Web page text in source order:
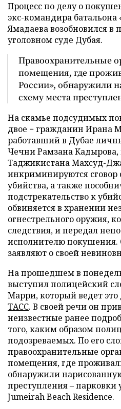
Процесспо делу о
экс-командира батальона
Ямадаева возобновился в
уголовном суде Дубая.
Правоохранительные
помещения, где
России», обнаружили
схему места
На скамье подсудимых
двое − гражданин Ирана
работавший в Дубае
Чечни Рамзана
Таджикистана Махсуд-
инкриминируются
убийства, а также
подстрекательство к
обвиняется в хранении
огнестрельного оружия,
следствия, и передал
исполнителю
заявляют о своей
На прошедшем в
выступил полицейский
Марри, который ведет это
ТАСС. В своей речи он
неизвестные ранее
того, каким образом
подозреваемых. По его
правоохранительные
помещения, где
обнаружили
преступления – парковки
Jumeirah Beach Residence.